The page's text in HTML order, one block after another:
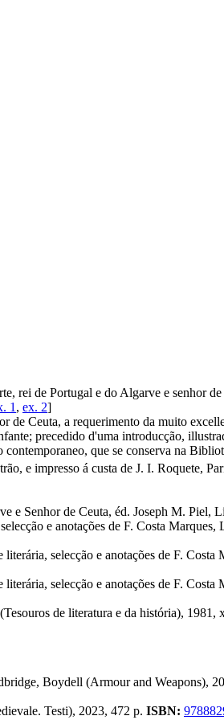
rei de Portugal e do Algarve e senhor
1 , ex. 2]
de Ceuta, a requerimento da muito
precedido d'uma introducção,
que se conserva na
e impresso á custa de J. I. Roquete,
e Senhor de Ceuta, éd. Joseph M. Piel,
e anotações de F. Costa
literária, selecção e anotações de F.
selecção e anotações de F.
de literatura e da história), 1981,
Boydell (Armour and Weapons),
Testi), 2023, 472 p. ISBN: